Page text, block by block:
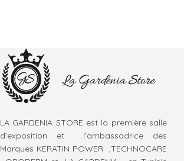
LA GARDENIA STORE est la première salle
d’exposition et l’ambassadrice des
Marques KERATIN POWER ,TECHNOCARE